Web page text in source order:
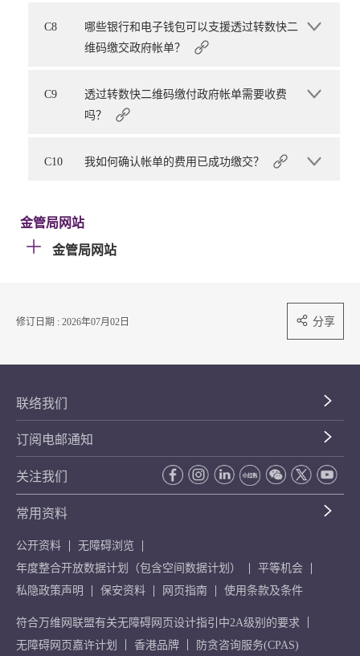
C8
哪些银行和电子钱包可以支援透过转数快二
维码缴交政府帐单？
C9
透过转数快二维码缴付政府帐单需要收费
吗？
C10 我如何确认帐单的费用已成功缴交？
金管局网站
金管局网站
修订日期 : 2026年07月02日 分享
联络我们
订阅电邮通知
关注我们
常用资料
公开资料
无障碍浏览
年度整合开放数据计划（包含空间数据计划）
平等机会
私隐政策声明
保安资料 网页指南 使用条款及条件
符合万维网联盟有关无障碍网页设计指引中2A级别的要求
无障碍网页嘉许计划
香港品牌 防贪咨询服务(CPAS)